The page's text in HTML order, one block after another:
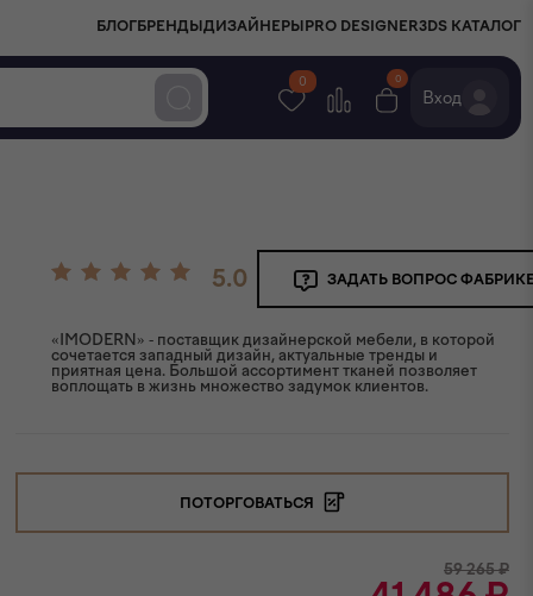
БЛОГ БРЕНДЫ ДИЗАЙНЕРЫ PRO DESIGNER3DS КАТАЛОГ
0 0
Вход
5.0 ЗАДАТЬ ВОПРОС
«IMODERN» - поставщик дизайнерской мебели, в которой
сочетается западный дизайн, актуальные тренды и
приятная цена. Большой ассортимент тканей позволяет
воплощать в жизнь множество задумок клиентов.
ПОТОРГОВАТЬСЯ
59 265₽